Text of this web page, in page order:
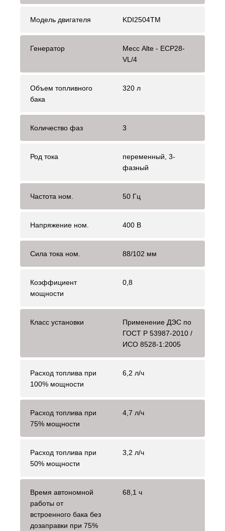
Модель двигателя KDI2504TM
Генератор
Mecc Alte - ECP28-
VL/4
Объем топливного
бака
320 л
Количество фаз 3
Род тока
переменный, 3-
фазный
Частота ном. 50 Гц
Напряжение ном. 400 В
Сила тока ном. 88/102 мм
Коэффициент
мощности
0,8
Класс установки
Применение ДЭС по
ГОСТ Р 53987-2010 /
ИСО 8528-1:2005
Расход топлива при
100% мощности
6,2 л/ч
Расход топлива при
75% мощности
4,7 л/ч
Расход топлива при
50% мощности
3,2 л/ч
Время автономной
работы от
встроенного бака без
дозаправки при 75%
68,1 ч